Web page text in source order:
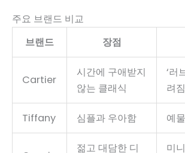
주요 브랜드 비교
브랜드
장점
Cartier
시간에 구애받지
않는 클래식
‘러
려짐
Tiffany 심플과 우아함 예
젊고 대담한 디 미